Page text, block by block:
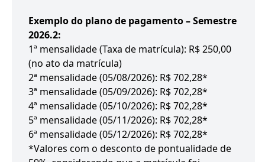
Exemplo do plano de pagamento – Semestre
2026.2:
1ª mensalidade (Taxa de matrícula): R$ 250,00
(no ato da matrícula)
2ª mensalidade (05/08/2026): R$ 702,28*
3ª mensalidade (05/09/2026): R$ 702,28*
4ª mensalidade (05/10/2026): R$ 702,28*
5ª mensalidade (05/11/2026): R$ 702,28*
6ª mensalidade (05/12/2026): R$ 702,28*
*Valores com o desconto de pontualidade de